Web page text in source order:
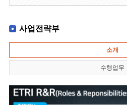
사업전략부
소개
수행업무